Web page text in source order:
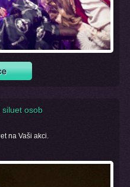
siluet osob
na Vaši akci.